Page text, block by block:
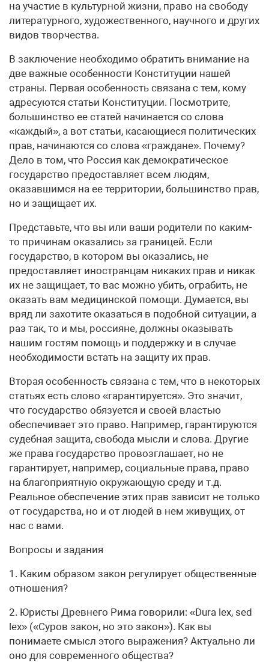
на участие в культурной жизни, право на свободу
литературного, художественного, научного и других
видов творчества.
В заключение необходимо обратить внимание на
две важные особенности Конституции нашей
страны. Первая особенность связана с тем, кому
адресуются статьи Конституции. Посмотрите,
большинство ее статей начинается со слова
«каждый», а вот статьи, касающиеся политических
прав, начинаются со слова «граждане». Почему?
Дело в том, что Россия как демократическое
государство предоставляет всем людям,
оказавшимся на ее территории, большинство прав,
но и защищает их.
Представьте, что вы или ваши родители по каким-
то причинам оказались за границей. Если
государство, в котором вы оказались, не
предоставляет иностранцам никаких прав и никак
их не защищает, то вас можно убить, ограбить, не
оказать вам медицинской помощи. Думается, вы
вряд ли захотите оказаться в подобной ситуации, а
раз так, то и мы, россияне, должны оказывать
нашим гостям помощь и поддержку и в случае
необходимости встать на защиту их прав.
Вторая особенность связана с тем, что в некоторых
статьях есть слово «гарантируется». Это значит,
что государство обязуется и своей властью
обеспечивает это право. Например, гарантируются
судебная защита, свобода мысли и слова. Другие
же права государство провозглашает, но не
гарантирует, например, социальные права, право
на благоприятную окружающую среду и т.д.
Реальное обеспечение этих прав зависит не только
от государства, но и от людей в нем живущих, от
нас с вами.
Вопросы и задания
1. Каким образом закон регулирует общественные
отношения?
2. Юристы Древнего Рима говорили: «Dura lex, sed
lex» («Суров закон, но это закон»). Как вы
понимаете смысл этого выражения? Актуально ли
оно для современного общества?